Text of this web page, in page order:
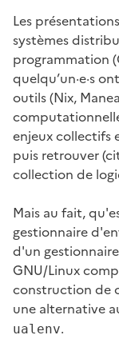
Les
systèmes
programmation
quelqu’un·e·s
outils (Nix,
enjeux collectifs
puis retrouver
collection de
Mais au fait,
gestionnaire
d'un
GNU/Linux
construction de
une alternative
ualenv.